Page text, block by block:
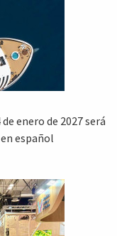
enero de 2027 será
español